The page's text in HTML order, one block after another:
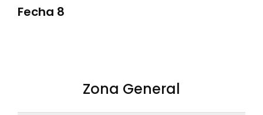
Fecha 8
Zona General